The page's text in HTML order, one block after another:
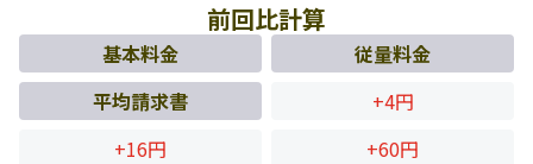
前回比計算
基本料金
従量料金
平均請求書
+4円
+16円
+60円